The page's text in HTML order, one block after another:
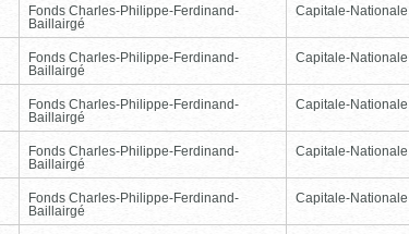
Fonds Charles-Philippe-Ferdinand-
Baillairgé
Capitale-Nationale
Fonds Charles-Philippe-Ferdinand-
Baillairgé
Capitale-Nationale
Fonds Charles-Philippe-Ferdinand-
Baillairgé
Capitale-Nationale
Fonds Charles-Philippe-Ferdinand-
Baillairgé
Capitale-Nationale
Fonds Charles-Philippe-Ferdinand-
Baillairgé
Capitale-Nationale